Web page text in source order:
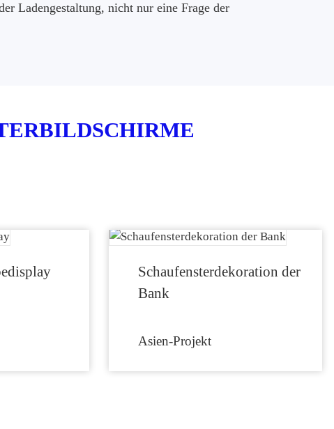
Ladengestaltung, nicht nur eine Frage der
Schaufensterdekoration der
Bank
Asien-Projekt